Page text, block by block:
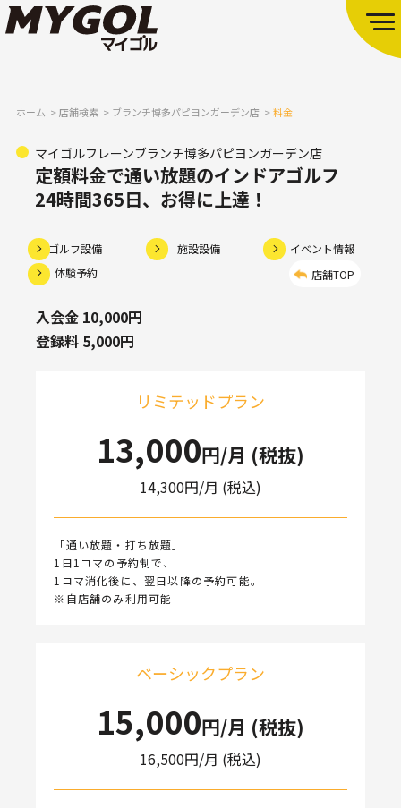
ホーム 店舗検索 ブランチ博多パピヨンガーデン店 料金
マイゴルフレーンブランチ博多パピヨンガーデン店
定額料金で通い放題のインドアゴルフ
24時間365日、お得に上達！
ゴルフ設備 施設設備
イベント情報
体験予約
店舗TOP
入会金 10,000円
登録料 5,000円
リミテッドプラン
13,000円/月 (税抜)
14,300円/月 (税込)
「通い放題・打ち放題」
1日1コマの予約制で、
1コマ消化後に、翌日以降の予約可能。
※自店舗のみ利用可能
ベーシックプラン
15,000円/月 (税抜)
16,500円/月 (税込)